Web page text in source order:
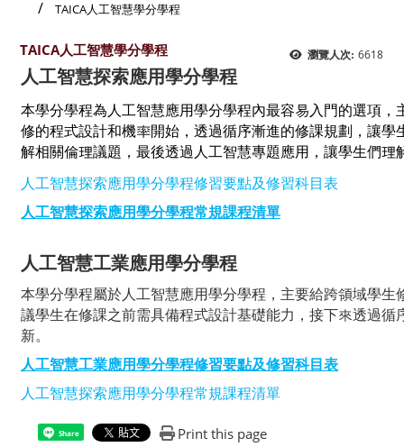
TAICA人工智慧學分學程
瀏覽人次: 6618
TAICA人工智慧學分學程
人工智慧探索應用學分學程
本學分學程為人工智慧應用學分學程內最容易入門的選項
修的程式設計和機率開始，透過循序漸進的修課規劃，讓
解相關倫理議題，最後透過人工智慧專題應用，讓學生們
人工智慧探索應用學分學程修習要點及修習科目表
人工智慧探索應用學分學程常規課程清單
人工智慧工業應用學分學程
本學分學程屬於人工智慧應用學分學程，主要給跨領域學
議學生在修課之前需具備程式設計基礎能力，接下來透過循
新。
人工智慧工業應用學分學程修習要點及修習科目表
人工智慧探索應用學分學程常規課程清單
Share Print this page